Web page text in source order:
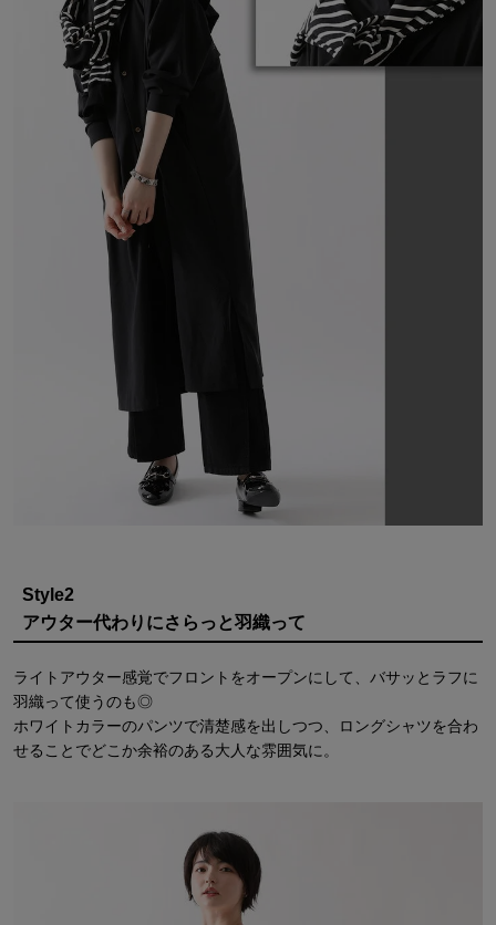
Style2
アウター代わりにさらっと羽織って
ライトアウター感覚でフロントをオープンにして、バサッとラフに
羽織って使うのも◎
ホワイトカラーのパンツで清楚感を出しつつ、ロングシャツを合わ
せることでどこか余裕のある大人な雰囲気に。